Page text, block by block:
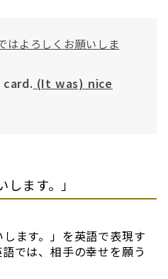
はよろしくお願いしま
(It was) nice
します。」
します。」を英語で表現す
では、相手の幸せを願う